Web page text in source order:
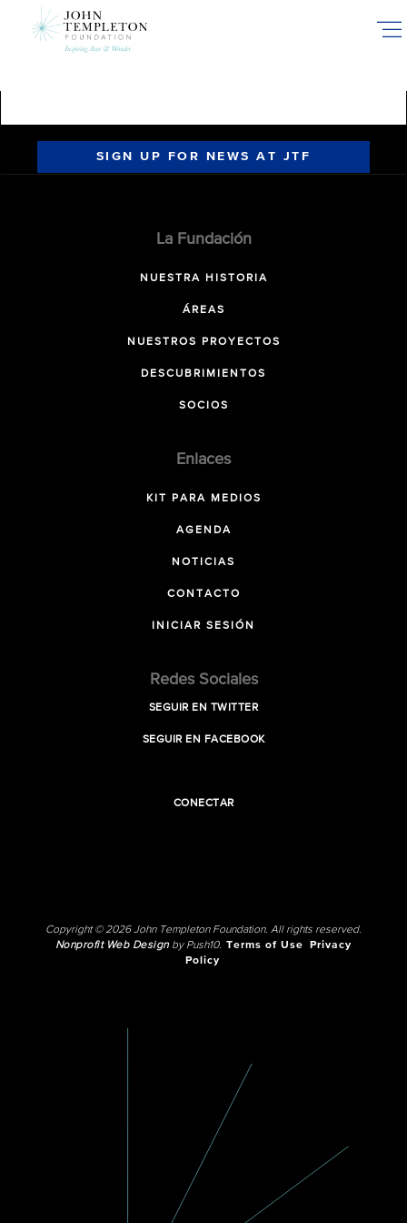
SIGN UP FOR NEWS AT JTF
La Fundación
NUESTRA HISTORIA
ÁREAS
NUESTROS PROYECTOS
DESCUBRIMIENTOS
SOCIOS
Enlaces
KIT PARA MEDIOS
AGENDA
NOTICIAS
CONTACTO
INICIAR SESIÓN
Redes Sociales
SEGUIR EN TWITTER
SEGUIR EN FACEBOOK
CONECTAR
Copyright © 2026 John Templeton Foundation. All rights reserved.
Nonprofit Web Designby Push10. Terms of Use
Privacy
Policy